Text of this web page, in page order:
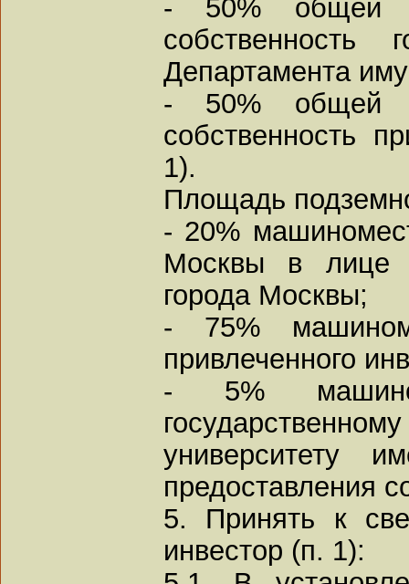
- 50% общей
Департамента
- 50% общей
собственность
1).
Площадь
- 20%
Москвы в лице
города Москвы;
- 75%
привлеченного
- 5%
университету
предоставления
5. Принять к
инвестор (п. 1):